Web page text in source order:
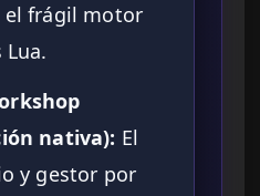
el frágil motor
nativa): El
y gestor por